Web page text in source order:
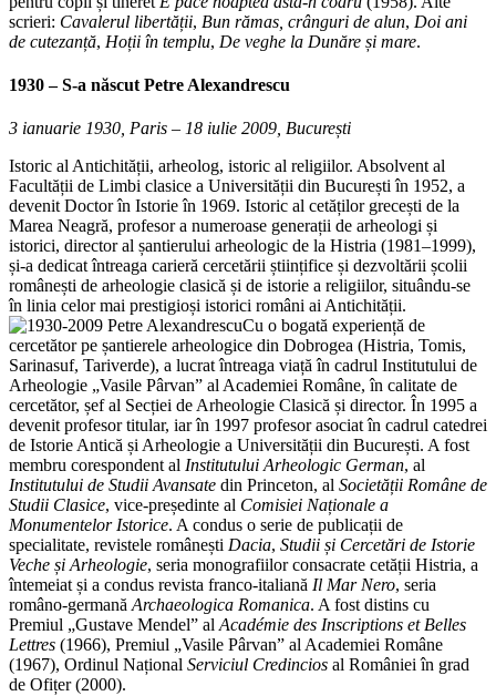
scrieri: Cavalerul libertății, Bun rămas, crânguri de alun, Doi ani
de cutezanță, Hoții în templu, De veghe la Dunăre și mare.
1930 – S-a născut Petre Alexandrescu
3 ianuarie 1930, Paris – 18 iulie 2009, București
Istoric al Antichității, arheolog, istoric al religiilor. Absolvent al
Facultății de Limbi clasice a Universității din București în 1952, a
devenit Doctor în Istorie în 1969. Istoric al cetăților grecești de la
Marea Neagră, profesor a numeroase generații de arheologi și
istorici, director al șantierului arheologic de la Histria (1981–1999),
și-a dedicat întreaga carieră cercetării științifice și dezvoltării școlii
românești de arheologie clasică și de istorie a religiilor, situându-se
în linia celor mai prestigioși istorici români ai Antichității.
Cu o bogată experiență de
cercetător pe șantierele arheologice din Dobrogea (Histria, Tomis,
Sarinasuf, Tariverde), a lucrat întreaga viață în cadrul Institutului de
Arheologie „Vasile Pârvan” al Academiei Române, în calitate de
cercetător, șef al Secției de Arheologie Clasică și director. În 1995 a
devenit profesor titular, iar în 1997 profesor asociat în cadrul catedrei
de Istorie Antică și Arheologie a Universității din București. A fost
membru corespondent al Institutului Arheologic German, al
Institutului de Studii Avansate din Princeton, al Societății Române de
Studii Clasice, vice-președinte al Comisiei Naționale a
Monumentelor Istorice. A condus o serie de publicații de
specialitate, revistele românești Dacia, Studii și Cercetări de Istorie
Veche și Arheologie, seria monografiilor consacrate cetății Histria, a
întemeiat și a condus revista franco-italiană Il Mar Nero, seria
româno-germană Archaeologica Romanica. A fost distins cu
Premiul „Gustave Mendel” al Académie des Inscriptions et Belles
Lettres (1966), Premiul „Vasile Pârvan” al Academiei Române
(1967), Ordinul Național Serviciul Credincios al României în grad
de Ofițer (2000).